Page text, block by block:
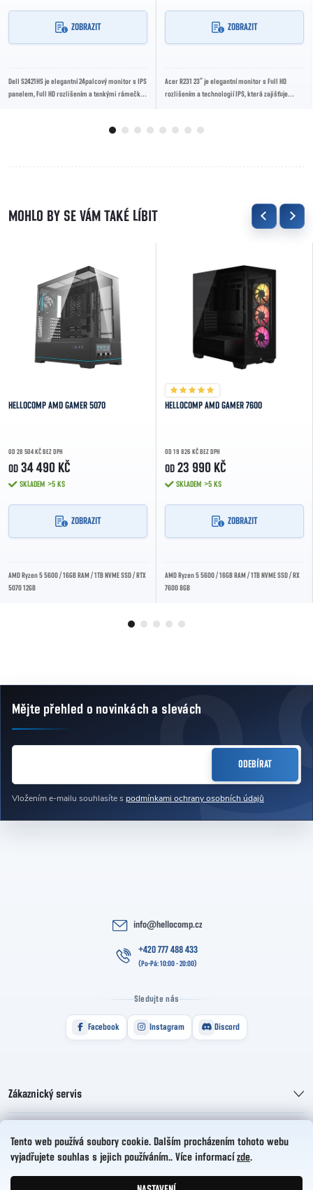
Tento web používá soubory cookie. Dalším procházením tohoto webu
vyjadřujete souhlas s jejich používáním.. Více informací zde.
ZOBRAZIT
Dell S2421HS je elegantní 24palcový monitor s IPS
panelem, Full HD rozlišením a tenkými rámečky.
ZOBRAZIT
Acer R231 23” je elegantní monitor s Full HD
rozlišením a technologií IPS, která zajišťuje
HELLOCOMP AMD GAMER 5070
OD 28 504 KČ BEZ DPH
OD 34 490 KČ
SKLADEM >5 KS
ZOBRAZIT
AMD Ryzen 5 5600 / 16GB RAM / 1TB NVME SSD / RTX
5070 12GB
HELLOCOMP AMD GAMER 7600
OD 19 826 KČ BEZ DPH
OD 23 990 KČ
SKLADEM >5 KS
ZOBRAZIT
AMD Ryzen 5 5600 / 16GB RAM / 1TB NVME SSD / RX
7600 8GB
Zápatí
Mějte přehled o novinkácha slevách
Vložením e-mailu souhlasíte s podmínkami ochrany osobních údajů
ODEBÍRAT
info@hellocomp.cz
+420 777 488 433
Sledujte nás
Facebook Instagram Discord
Zákaznický servis